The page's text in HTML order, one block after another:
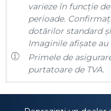
varieze în funcție
perioade.
dotărilor standard
Imaginile afișate
Primele de
purtatoare de TVA.